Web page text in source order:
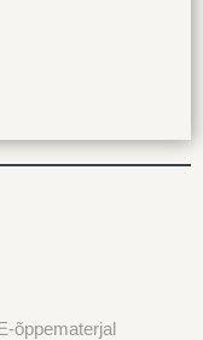
õppematerjal